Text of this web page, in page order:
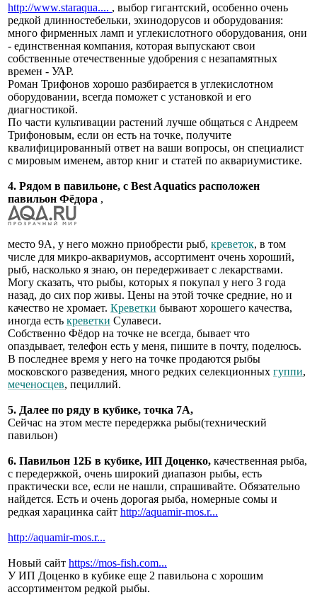
http://www.staraqua.... , выбор гигантский, особенно очень
редкой длинностебельки, эхинодорусов и оборудования:
много фирменных ламп и углекислотного оборудования, они
- единственная компания, которая выпускают свои
собственные отечественные удобрения с незапамятных
времен - УАР.
Роман Трифонов хорошо разбирается в углекислотном
оборудовании, всегда поможет с установкой и его
диагностикой.
По части культивации растений лучше общаться с Андреем
Трифоновым, если он есть на точке, получите
квалифицированный ответ на ваши вопросы, он специалист
с мировым именем, автор книг и статей по аквариумистике.
4. Рядом в павильоне, с Best Aquatics расположен
павильон Фёдора ,
место 9А, у него можно приобрести рыб, креветок, в том
числе для микро-аквариумов, ассортимент очень хороший,
рыб, насколько я знаю, он передерживает с лекарствами.
Могу сказать, что рыбы, которых я покупал у него 3 года
назад, до сих пор живы. Цены на этой точке средние, но и
качество не хромает. Креветки бывают хорошего качества,
иногда есть креветки Сулавеси.
Собственно Фёдор на точке не всегда, бывает что
опаздывает, телефон есть у меня, пишите в почту, поделюсь.
В последнее время у него на точке продаются рыбы
московского разведения, много редких селекционных гуппи,
меченосцев, пециллий.
5. Далее по ряду в кубике, точка 7А,
Сейчас на этом месте передержка рыбы(технический
павильон)
6. Павильон 12Б в кубике, ИП Доценко, качественная рыба,
с передержкой, очень широкий диапазон рыбы, есть
практически все, если не нашли, спрашивайте. Обязательно
найдется. Есть и очень дорогая рыба, номерные сомы и
редкая харацинка сайт http://aquamir-mos.r...
http://aquamir-mos.r...
Новый сайт https://mos-fish.com...
У ИП Доценко в кубике еще 2 павильона с хорошим
ассортиментом редкой рыбы.